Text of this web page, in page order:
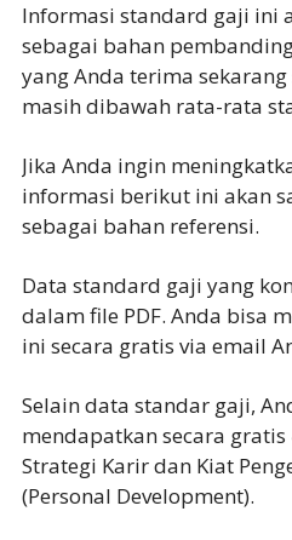
Informasi standard gaji ini
sebagai bahan
yang Anda terima
masih dibawah rata-rata
Jika Anda ingin
informasi berikut ini akan
sebagai bahan referensi.
Data standard gaji yang
dalam file PDF. Anda bisa
ini secara gratis via email
Selain data standar gaji,
mendapatkan secara
Strategi Karir dan Kiat
(Personal Development).